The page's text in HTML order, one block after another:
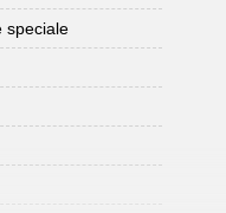
speciale